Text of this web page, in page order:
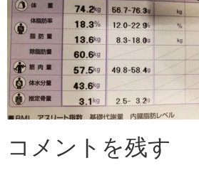
コメントを残す